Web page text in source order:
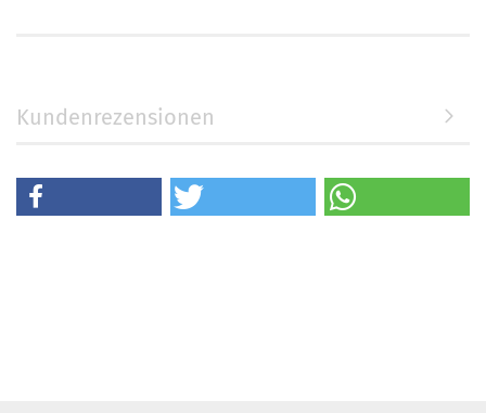
Kundenrezensionen